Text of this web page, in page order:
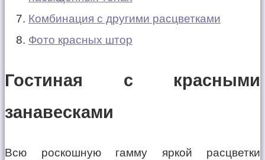
Комбинация с другими расцветками
Фото красных штор
Гостиная с красными
занавесками
Всю роскошную гамму яркой расцветки